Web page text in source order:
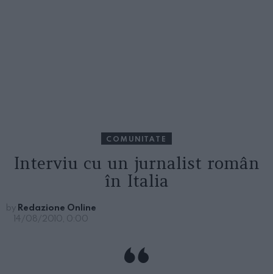
COMUNITATE
Interviu cu un jurnalist român
în Italia
by Redazione Online
14/08/2010, 0:00